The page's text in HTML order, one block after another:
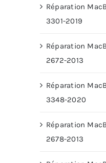
Réparation
3301-2019
Réparation
2672-2013
Réparation
3348-2020
Réparation
2678-2013